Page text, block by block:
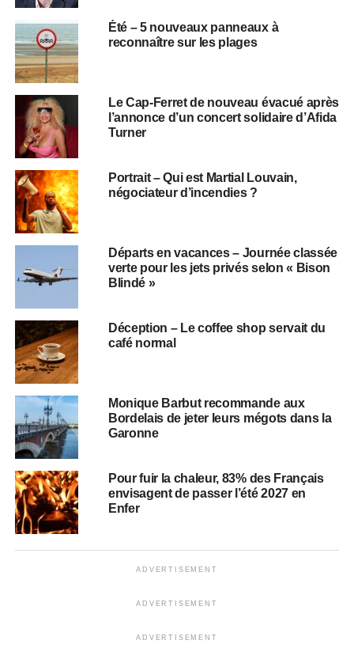
Été – 5 nouveaux panneaux à
reconnaître sur les plages
Le Cap-Ferret de nouveau évacué après
l’annonce d’un concert solidaire d’Afida
Turner
Portrait – Qui est Martial Louvain,
négociateur d’incendies ?
Départs en vacances – Journée classée
verte pour les jets privés selon « Bison
Blindé »
Déception – Le coffee shop servait du
café normal
Monique Barbut recommande aux
Bordelais de jeter leurs mégots dans la
Garonne
Pour fuir la chaleur, 83% des Français
envisagent de passer l’été 2027 en
Enfer
ADVERTISEMENT
ADVERTISEMENT
ADVERTISEMENT